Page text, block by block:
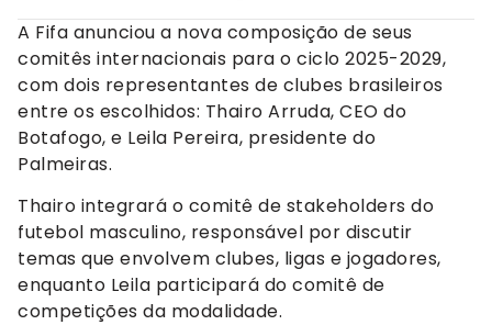
A Fifa anunciou a nova composição de seus
comitês internacionais para o ciclo 2025-2029,
com dois representantes de clubes brasileiros
entre os escolhidos: Thairo Arruda, CEO do
Botafogo, e Leila Pereira, presidente do
Palmeiras.
Thairo integrará o comitê de stakeholders do
futebol masculino, responsável por discutir
temas que envolvem clubes, ligas e jogadores,
enquanto Leila participará do comitê de
competições da modalidade.